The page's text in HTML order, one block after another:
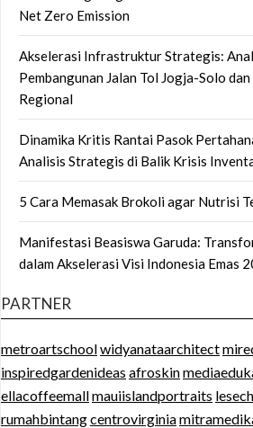
Net Zero Emission
Akselerasi Infrastruktur Strategis:
Pembangunan Jalan Tol Jogja-Solo
Regional
Dinamika Kritis Rantai Pasok
Analisis Strategis di Balik Krisis
5 Cara Memasak Brokoli agar Nutrisi
Manifestasi Beasiswa Garuda:
dalam Akselerasi Visi Indonesia Emas
PARTNER
metroartschoolwidyanataarchitect
inspiredgardenideas afroskin
ellacoffeemallmauiislandportraits
rumahbintangcentrovirginia